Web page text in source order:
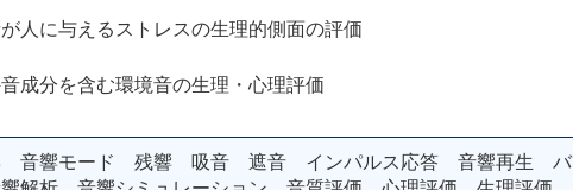
与えるストレスの生理的側面の評価
を含む環境音の生理・心理評価
音響モード 残響 吸音 遮音 インパルス応答 音響再生 バ